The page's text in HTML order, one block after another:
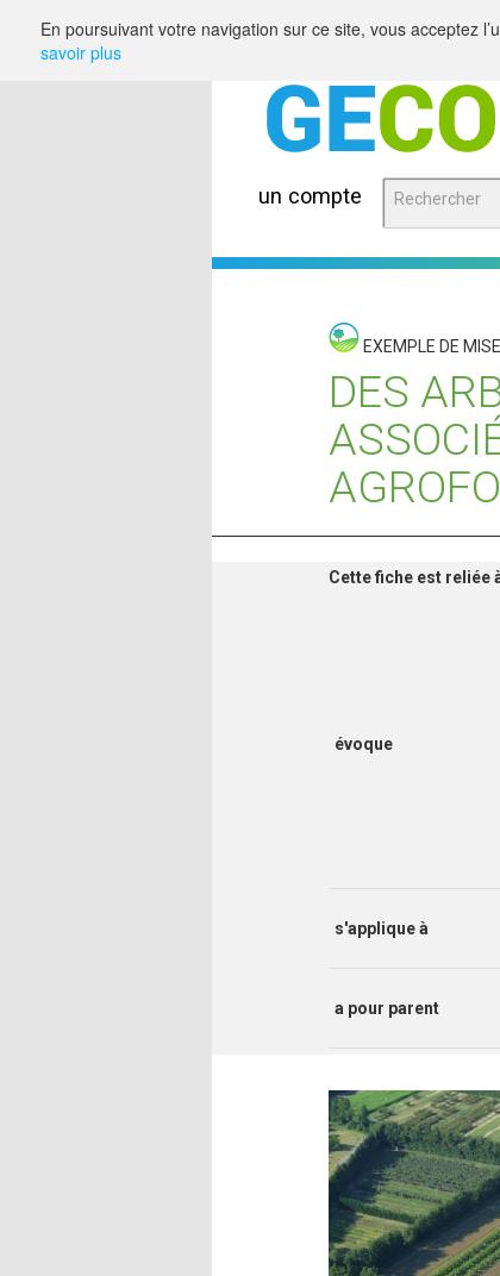
un compte
EXEMPLE DE
DES
Cette fiche est reliée
évoque
s'applique à
a pour parent
En poursuivant votre navigation sur ce site, vous acceptez
savoir plus